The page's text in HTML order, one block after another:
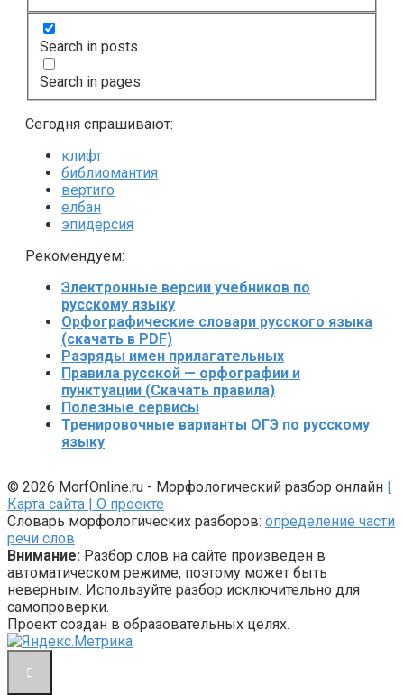
Search in posts
Search in pages
Сегодня спрашивают:
клифт
библиомантия
вертиго
елбан
эпидерсия
Рекомендуем:
Электронные версии учебников по
русскому языку
Орфографические словари русского языка
(скачать в PDF)
Разряды имен прилагательных
Правила русской — орфографии и
пунктуации (Скачать правила)
Полезные сервисы
Тренировочные варианты ОГЭ по русскому
языку
© 2026 MorfOnline.ru - Морфологический разбор онлайн |
Карта сайта | О проекте
Словарь морфологических разборов: определение части
речи слов
Внимание: Разбор слов на сайте произведен в
автоматическом режиме, поэтому может быть
неверным. Используйте разбор исключительно для
самопроверки.
Проект создан в образовательных целях.